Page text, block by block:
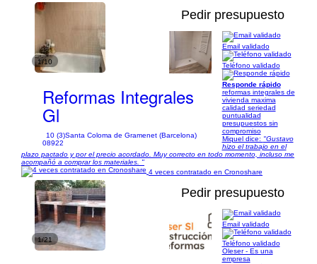
1/10
Pedir presupuesto
Reformas Integrales
Gl
10 (3)Santa Coloma de Gramenet (Barcelona)
08922
Email validado
Teléfono validado
Responde rápido
reformas integrales de
vivienda maxima
calidad seriedad
puntualidad
presupuestos sin
compromiso
Miquel dice: "Gustavo
hizo el trabajo en el
plazo pactado y por el precio acordado. Muy correcto en todo momento, incluso me
acompañó a comprar los materiales. "
4 veces contratado en Cronoshare
1/21
Pedir presupuesto
Email validado
Teléfono validado
Oleser - Es una
empresa